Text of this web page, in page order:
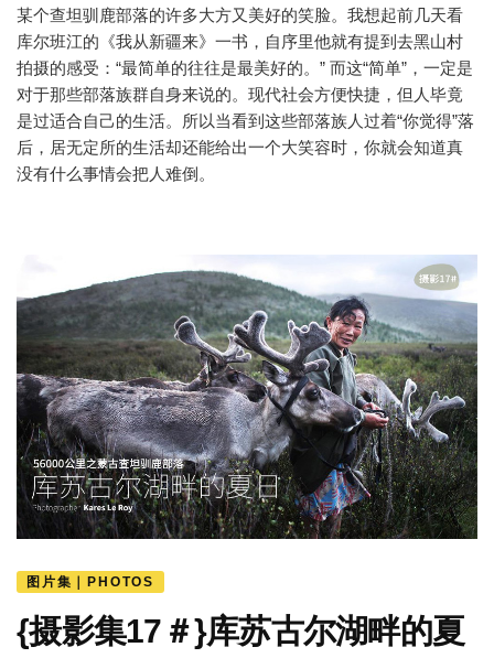
某个查坦驯鹿部落的许多大方又美好的笑脸。我想起前几天看
库尔班江的《我从新疆来》一书，自序里他就有提到去黑山村
拍摄的感受：“最简单的往往是最美好的。” 而这“简单”，一定是
对于那些部落族群自身来说的。现代社会方便快捷，但人毕竟
是过适合自己的生活。所以当看到这些部落族人过着“你觉得”落
后，居无定所的生活却还能给出一个大笑容时，你就会知道真
没有什么事情会把人难倒。
图片集｜PHOTOS
{摄影集17＃}库苏古尔湖畔的夏